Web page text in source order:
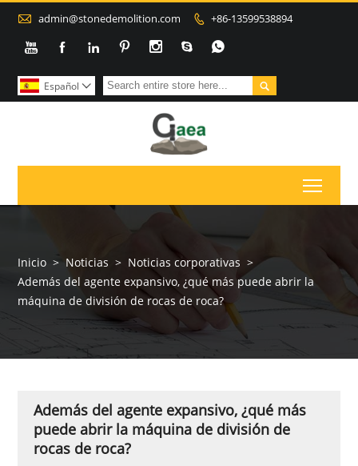
 admin@stonedemolition.com  +86-13599538894
      

Español 
Inicio > Noticias > Noticias corporativas >
Además del agente expansivo, ¿qué más puede abrir la
máquina de división de rocas de roca?
Además del agente expansivo, ¿qué más
puede abrir la máquina de división de
rocas de roca?